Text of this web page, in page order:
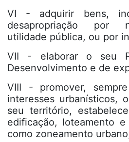
VI - adquirir bens,
desapropriação por
utilidade pública, ou por
VII - elaborar o seu
Desenvolvimento e de
VIII - promover,
interesses urbanísticos,
seu território,
edificação, loteamento e
como zoneamento